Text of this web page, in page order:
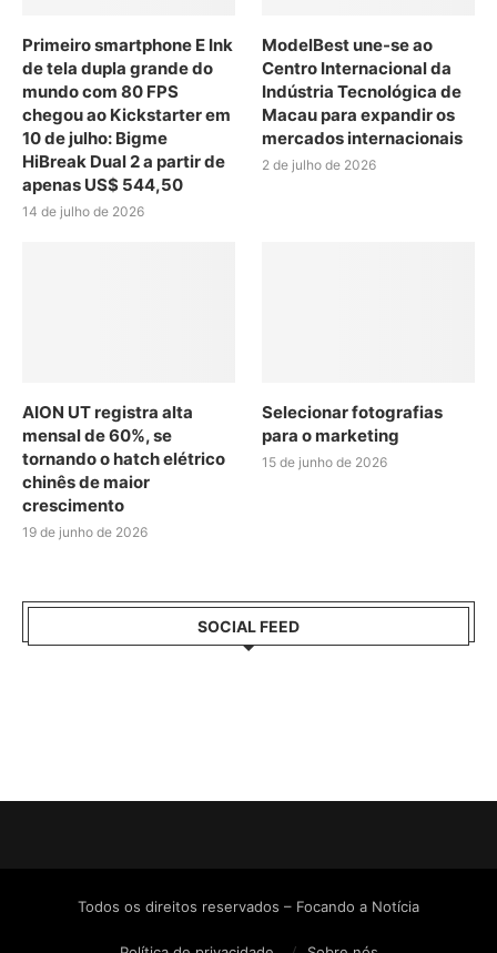
Primeiro smartphone E Ink
de tela dupla grande do
mundo com 80 FPS
chegou ao Kickstarter em
10 de julho: Bigme
HiBreak Dual 2 a partir de
apenas US$ 544,50
14 de julho de 2026
ModelBest une-se ao
Centro Internacional da
Indústria Tecnológica de
Macau para expandir os
mercados internacionais
2 de julho de 2026
AION UT registra alta
mensal de 60%, se
tornando o hatch elétrico
chinês de maior
crescimento
19 de junho de 2026
Selecionar fotografias
para o marketing
15 de junho de 2026
SOCIAL FEED
Todos os direitos reservados – Focando a Notícia